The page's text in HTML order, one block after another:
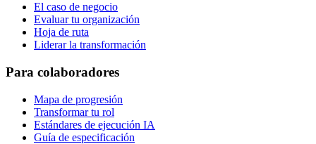
El caso de negocio
Evaluar tu organización
Hoja de ruta
Liderar la transformación
Para colaboradores
Mapa de progresión
Transformar tu rol
Estándares de ejecución IA
Guía de especificación